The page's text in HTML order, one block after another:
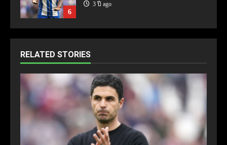
6
3 ปี ago
RELATED STORIES